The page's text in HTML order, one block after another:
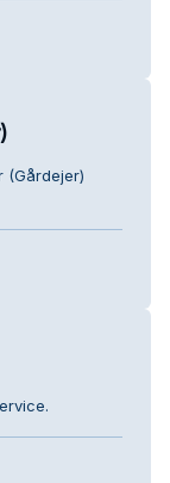
(Gårdejer)